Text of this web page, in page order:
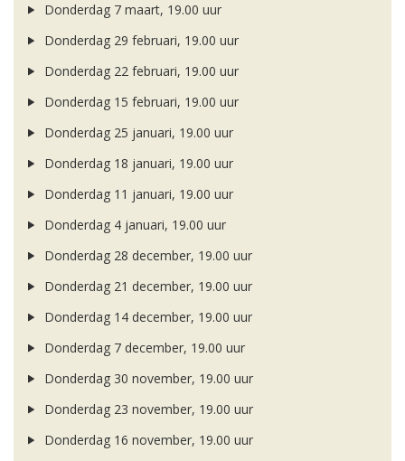
Donderdag 7 maart, 19.00 uur
Donderdag 29 februari, 19.00 uur
Donderdag 22 februari, 19.00 uur
Donderdag 15 februari, 19.00 uur
Donderdag 25 januari, 19.00 uur
Donderdag 18 januari, 19.00 uur
Donderdag 11 januari, 19.00 uur
Donderdag 4 januari, 19.00 uur
Donderdag 28 december, 19.00 uur
Donderdag 21 december, 19.00 uur
Donderdag 14 december, 19.00 uur
Donderdag 7 december, 19.00 uur
Donderdag 30 november, 19.00 uur
Donderdag 23 november, 19.00 uur
Donderdag 16 november, 19.00 uur